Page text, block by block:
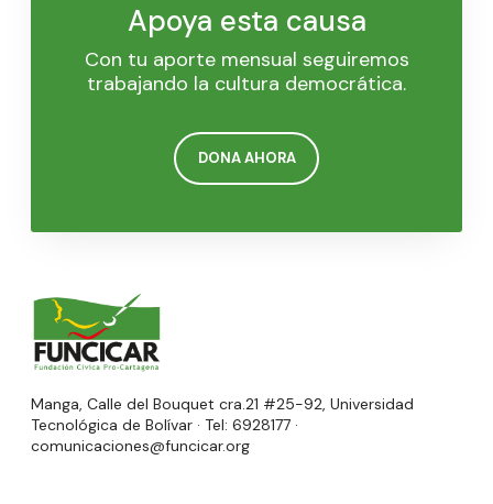
Apoya esta causa
Con tu aporte mensual seguiremos
trabajando la cultura democrática.
DONA AHORA
Manga, Calle del Bouquet cra.21 #25-92, Universidad
Tecnológica de Bolívar · Tel: 6928177 ·
comunicaciones@funcicar.org